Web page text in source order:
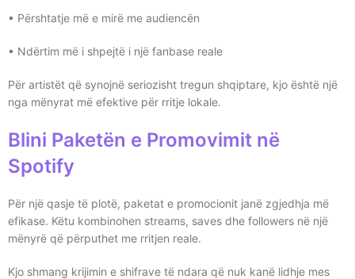
• Përshtatje më e mirë me audiencën
• Ndërtim më i shpejtë i një fanbase reale
Për artistët që synojnë seriozisht tregun shqiptare, kjo është një
nga mënyrat më efektive për rritje lokale.
Blini Paketën e Promovimit në
Spotify
Për një qasje të plotë, paketat e promocionit janë zgjedhja më
efikase. Këtu kombinohen streams, saves dhe followers në një
mënyrë që përputhet me rritjen reale.
Kjo shmang krijimin e shifrave të ndara që nuk kanë lidhje mes